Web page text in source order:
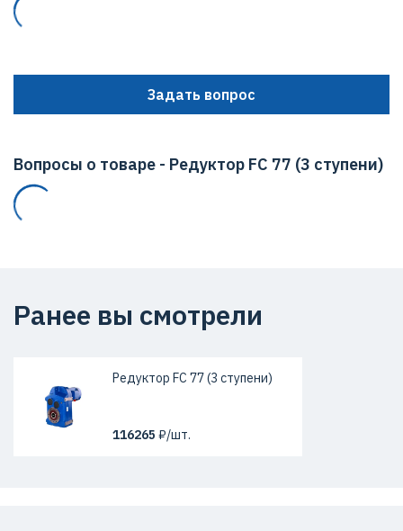
Задать вопрос
Вопросы о товаре - Редуктор FC 77 (3 ступени)
Ранее вы смотрели
Редуктор FC 77 (3 ступени)
116265 ₽/шт.